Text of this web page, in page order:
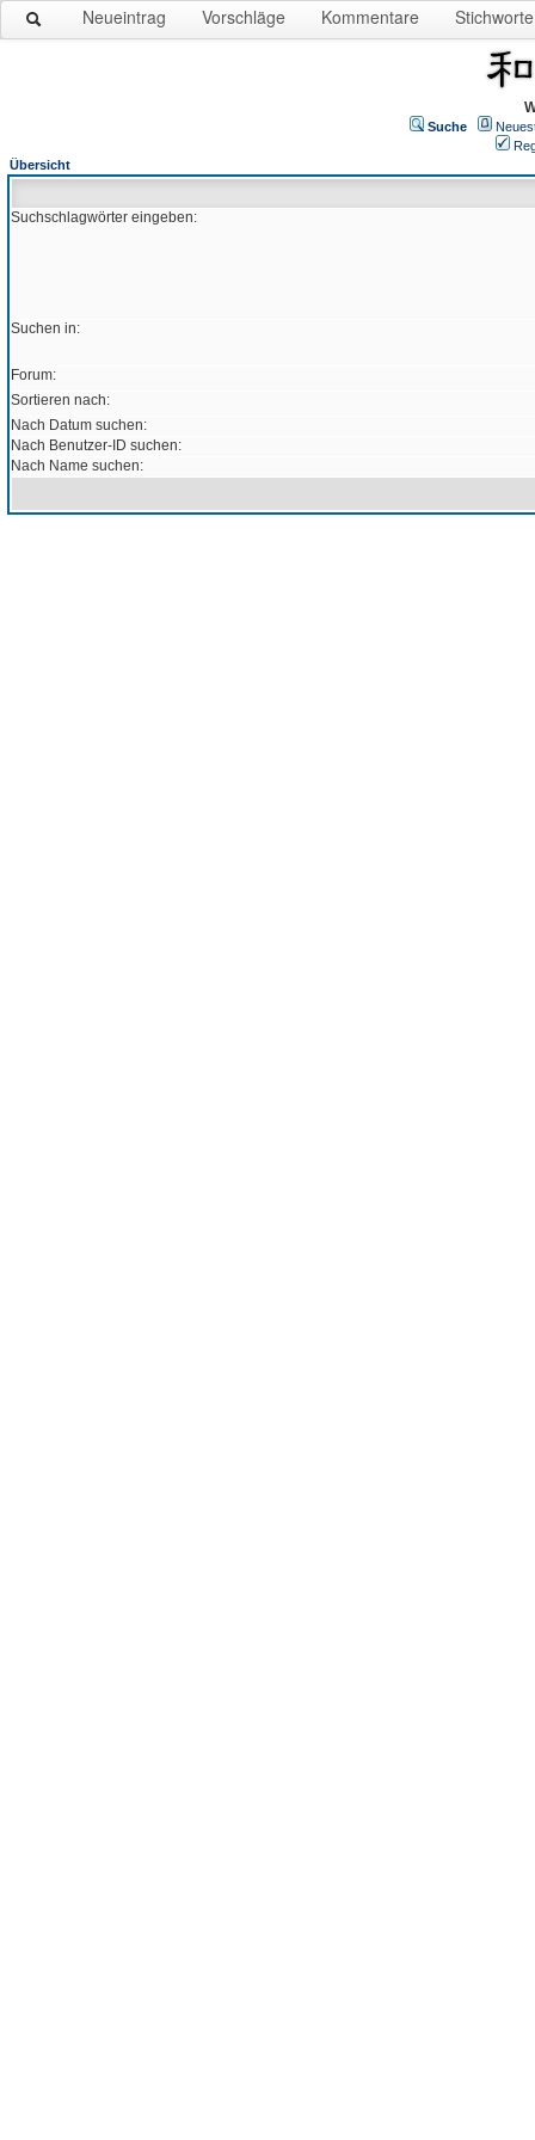
Neueintrag Vorschläge Kommentare Stichworte
Suche
Übersicht
Suchschlagwörter eingeben:
Suchen in:
Forum:
Sortieren nach:
Nach Datum suchen:
Nach Benutzer-ID suchen:
Nach Name suchen: